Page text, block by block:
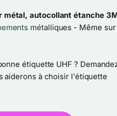
métal, autocollant étanche
métalliques - Même sur
étiquette UHF ?
aiderons à choisir l'étiquette